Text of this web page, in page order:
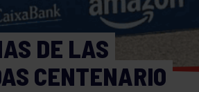
DE LAS
CENTENARIO